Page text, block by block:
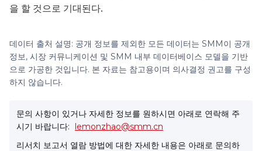
을 할 것으로 기대된다.
데이터 출처 설명: 공개 정보를 제외한 모든 데이터는 SMM이 공개
정보, 시장 커뮤니케이션 및 SMM 내부 데이터베이스 모델을 기반
으로 가공한 것입니다. 본 자료는 참고용이며 의사결정 권고를 구성
하지 않습니다.
문의 사항이 있거나 자세한 정보를 원하시면 아래로 연락해 주
시기 바랍니다: lemonzhao@smm.cn
리서치 보고서 열람 방법에 대한 자세한 내용은 아래로 문의하